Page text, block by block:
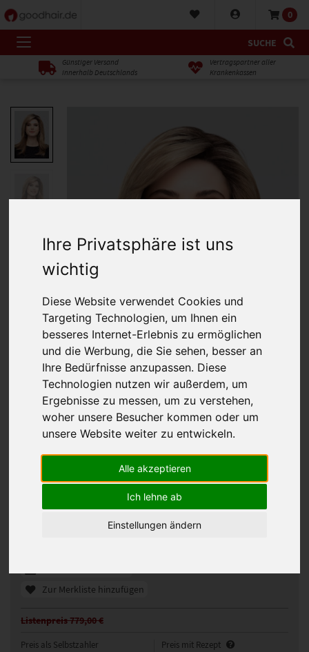
Ihre Privatsphäre ist uns
wichtig
Diese Website verwendet Cookies und
Targeting Technologien, um Ihnen ein
besseres Internet-Erlebnis zu ermöglichen
und die Werbung, die Sie sehen, besser an
Ihre Bedürfnisse anzupassen. Diese
Technologien nutzen wir außerdem, um
Ergebnisse zu messen, um zu verstehen,
woher unsere Besucher kommen oder um
unsere Website weiter zu entwickeln.
Alle akzeptieren
Ich lehne ab
Einstellungen ändern
0
SUCHE
Günstiger Versand
innerhalb Deutschlands
Vertragspartner aller
Krankenkassen
Gisela Mayer Vision Stage Lace Part
Perücke
Artikelnummer: 331267
14/263+8 Sparkling Champagne
Zur Merkliste hinzufügen
Listenpreis 779,00 €
Preis als Selbstzahler Preis mit Rezept